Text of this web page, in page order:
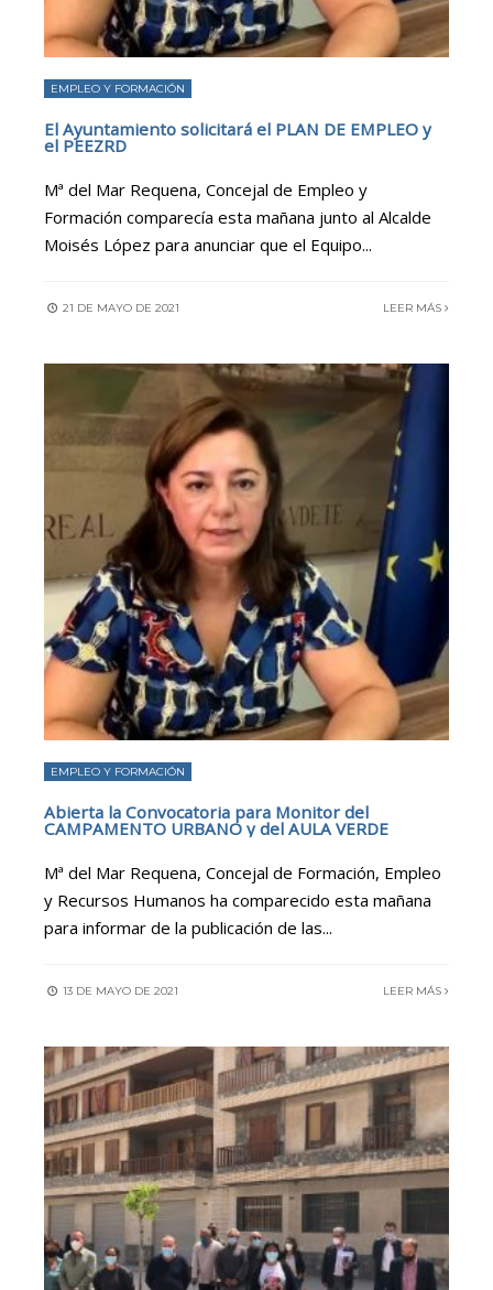
EMPLEO Y FORMACIÓN
El Ayuntamiento solicitará el PLAN DE EMPLEO y
el PEEZRD
Mª del Mar Requena, Concejal de Empleo y
Formación comparecía esta mañana junto al Alcalde
Moisés López para anunciar que el Equipo...
21 DE MAYO DE 2021 LEER MÁS
EMPLEO Y FORMACIÓN
Abierta la Convocatoria para Monitor del
CAMPAMENTO URBANO y del AULA VERDE
Mª del Mar Requena, Concejal de Formación, Empleo
y Recursos Humanos ha comparecido esta mañana
para informar de la publicación de las...
13 DE MAYO DE 2021 LEER MÁS